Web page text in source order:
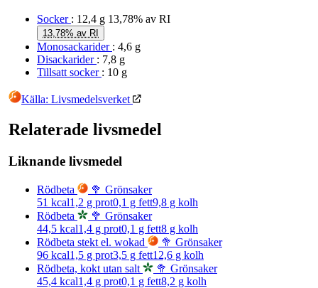
Socker : 12,4 g 13,78% av RI
13,78% av RI
Monosackarider : 4,6 g
Disackarider : 7,8 g
Tillsatt socker : 10 g
Källa: Livsmedelsverket
Relaterade livsmedel
Liknande livsmedel
Rödbeta
🥦 Grönsaker
51 kcal1,2 g prot0,1 g fett9,8 g kolh
Rödbeta
🥦 Grönsaker
44,5 kcal1,4 g prot0,1 g fett8 g kolh
Rödbeta stekt el. wokad
🥦 Grönsaker
96 kcal1,5 g prot3,5 g fett12,6 g kolh
Rödbeta, kokt utan salt
🥦 Grönsaker
45,4 kcal1,4 g prot0,1 g fett8,2 g kolh